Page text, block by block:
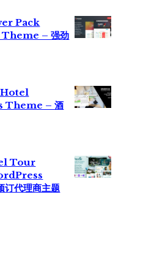
Pack
– 强劲
Theme – 酒
。
Tour
代理商主题